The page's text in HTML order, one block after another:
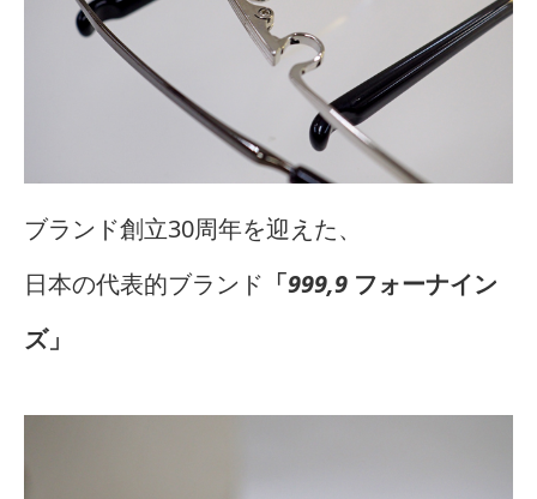
ブランド創立30周年を迎えた、
日本の代表的ブランド 「999,9 フォーナイン
ズ」